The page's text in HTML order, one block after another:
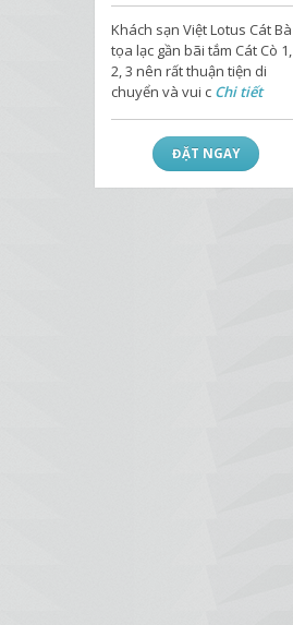
Khách sạn Việt Lotus Cát Bà
tọa lạc gần bãi tắm Cát Cò 1,
2, 3 nên rất thuận tiện di
chuyển và vui c Chi tiết
ĐẶT NGAY